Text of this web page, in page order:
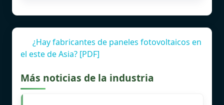
¿Hay fabricantes de paneles fotovoltaicos en
el este de Asia? [PDF]
Más noticias de la industria